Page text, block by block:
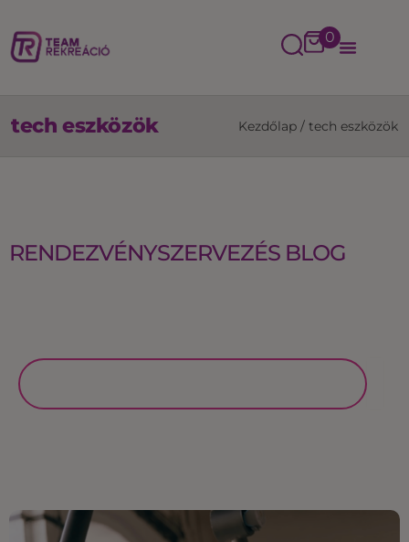
0
tech eszközök Kezdőlap / tech eszközök
RENDEZVÉNYSZERVEZÉS BLOG